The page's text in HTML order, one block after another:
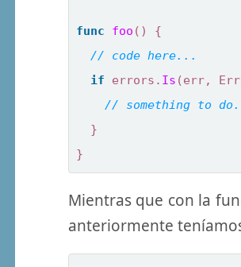
func foo ()
{
if
errors . Is (err,
}
}
Mientras que con la
anteriormente